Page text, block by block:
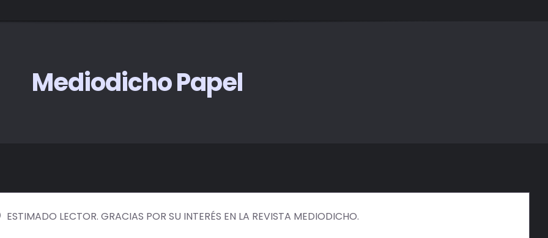
Mediodicho Papel
ESTIMADO LECTOR. GRACIAS POR SU INTERÉS EN LA REVISTA MEDIODICHO.